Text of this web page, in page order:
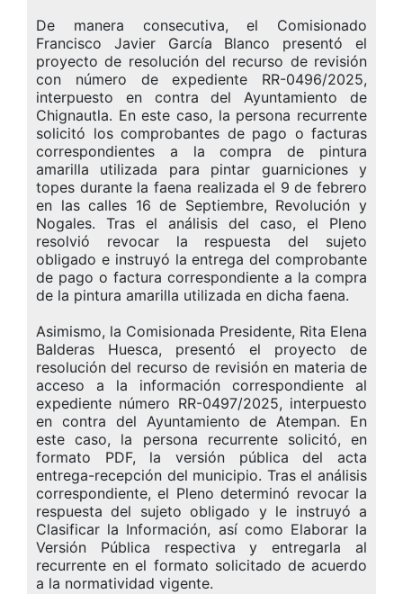
De manera consecutiva, el Comisionado
Francisco Javier García Blanco presentó el
proyecto de resolución del recurso de revisión
con número de expediente RR-0496/2025,
interpuesto en contra del Ayuntamiento de
Chignautla. En este caso, la persona recurrente
solicitó los comprobantes de pago o facturas
correspondientes a la compra de pintura
amarilla utilizada para pintar guarniciones y
topes durante la faena realizada el 9 de febrero
en las calles 16 de Septiembre, Revolución y
Nogales. Tras el análisis del caso, el Pleno
resolvió revocar la respuesta del sujeto
obligado e instruyó laentrega del comprobante
de pago o factura correspondiente a la compra
de la pintura amarilla utilizada en dicha faena.
Asimismo, la Comisionada Presidente, Rita Elena
Balderas Huesca, presentó el proyecto de
resolución del recurso de revisión en materia de
acceso a la información correspondiente al
expediente número RR-0497/2025, interpuesto
en contra del Ayuntamiento de Atempan. En
este caso, la persona recurrente solicitó, en
formato PDF, la versión pública del acta
entrega-recepción del municipio. Tras el análisis
correspondiente, el Pleno determinó revocar la
respuesta del sujeto obligado y le instruyó a
Clasificar la Información, así como Elaborar la
Versión Pública respectiva y entregarla al
recurrente en el formato solicitado de acuerdo
a la normatividad vigente.